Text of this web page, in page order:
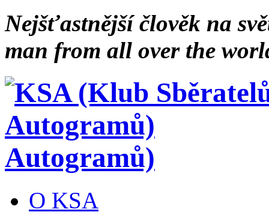
Nejšťastnější člověk na
man from all over the
Autogramů)
O KSA